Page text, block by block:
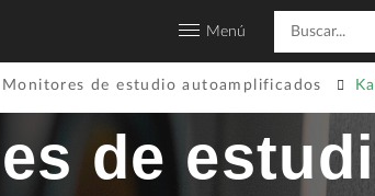
Menú
Monitores de estudio autoamplificados
de